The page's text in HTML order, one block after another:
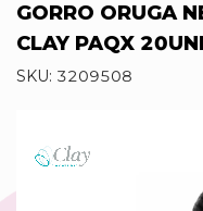
GORRO ORUGA
CLAY PAQX
SKU: 3209508